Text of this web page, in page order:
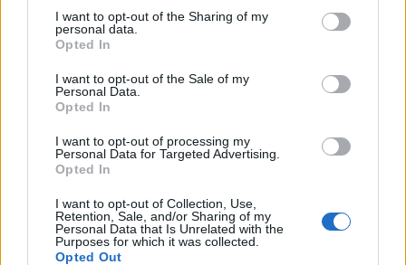
not limited to your visit or usage behaviour. You may click to
grant or deny consent to Google and its third-party tags to
use your data for below specified purposes in below Google
consent section.
I want to opt-out of the Sharing of my
personal data.
Opted In
I want to opt-out of the Sale of my
Personal Data.
Opted In
I want to opt-out of processing my
Personal Data for Targeted Advertising.
Opted In
I want to opt-out of Collection, Use,
Retention, Sale, and/or Sharing of my
Personal Data that Is Unrelated with the
Purposes for which it was collected.
Opted Out
Las 100 mujeres que están transformando
Un vistazo a las mujeres que marcan la…
AUTOMOVIL